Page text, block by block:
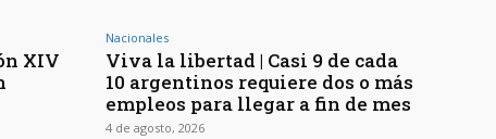
XIV
Nacionales
Viva la libertad | Casi 9 de cada
10 argentinos requiere dos o más
empleos para llegar a fin de mes
4 de agosto, 2026